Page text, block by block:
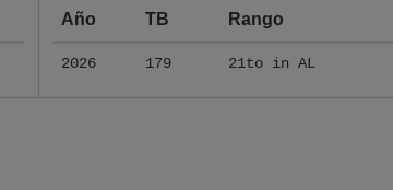
Año TB Rango
2026 179 21to in AL